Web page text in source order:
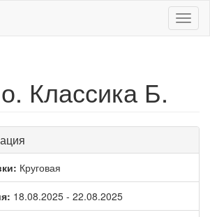
Классика Б.
Круговая
18.08.2025 - 22.08.2025